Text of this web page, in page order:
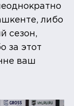
либо
сезон,
за этот
ваш